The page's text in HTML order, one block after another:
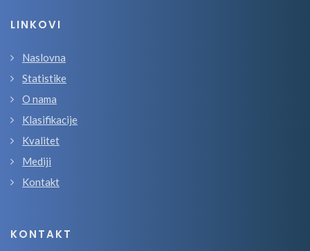
LINKOVI
Naslovna
Statistike
O nama
Klasifikacije
Kvalitet
Mediji
Kontakt
KONTAKT